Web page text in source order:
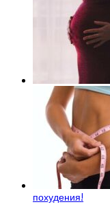
похудения!